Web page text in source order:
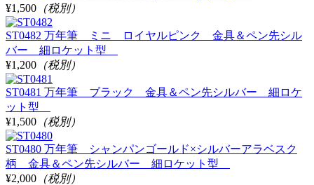
¥1,500 （税別）
ST0482 万年筆 ミニ ロイヤルピンク 金具＆ペン先シル
バー 細ロケット型
¥1,200 （税別）
ST0481 万年筆 ブラック 金具＆ペン先シルバー 細ロケ
ット型
¥1,500 （税別）
ST0480 万年筆 シャンパンゴールド×シルバーアラベスク
柄 金具＆ペン先シルバー 細ロケット型
¥2,000 （税別）